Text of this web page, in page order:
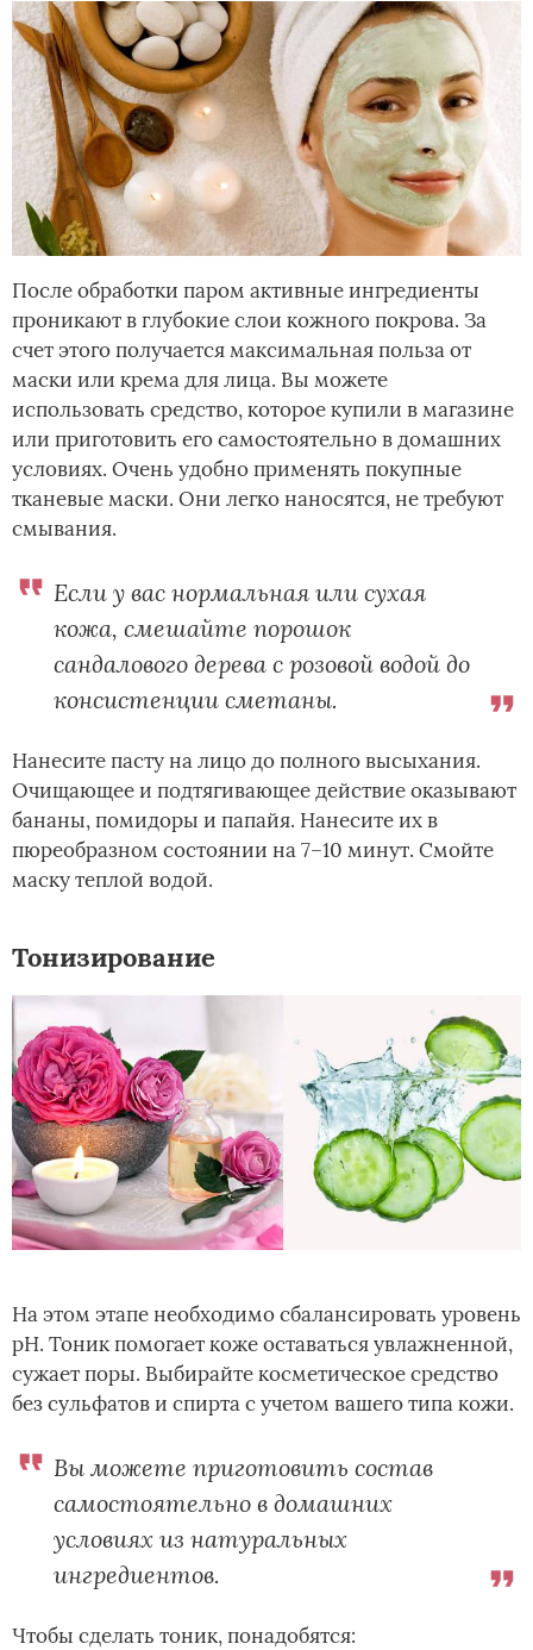
После обработки паром активные ингредиенты
проникают в глубокие слои кожного покрова. За
счет этого получается максимальная польза от
маски или крема для лица. Вы можете
использовать средство, которое купили в магазине
или приготовить его самостоятельно в домашних
условиях. Очень удобно применять покупные
тканевые маски. Они легко наносятся, не требуют
смывания.
Если у вас нормальная или сухая
кожа, смешайте порошок
сандалового дерева с розовой водой до
консистенции сметаны.
Нанесите пасту на лицо до полного высыхания.
Очищающее и подтягивающее действие оказывают
бананы, помидоры и папайя. Нанесите их в
пюреобразном состоянии на 7–10 минут. Смойте
маску теплой водой.
Тонизирование
На этом этапе необходимо сбалансировать уровень
pH. Тоник помогает коже оставаться увлажненной,
сужает поры. Выбирайте косметическое средство
без сульфатов и спирта с учетом вашего типа кожи.
Вы можете приготовить состав
самостоятельно в домашних
условиях из натуральных
ингредиентов.
Чтобы сделать тоник, понадобятся: